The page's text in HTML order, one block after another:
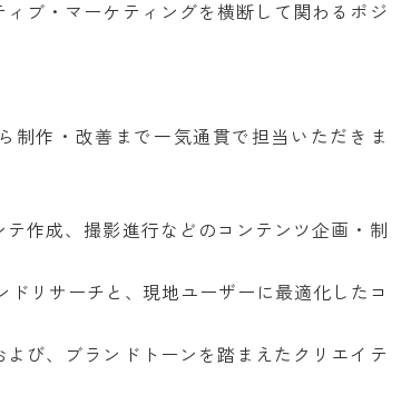
ブ・マーケティングを横断して関わるポジ
制作・改善まで一気通貫で担当いただきま
テ作成、撮影進行などのコンテンツ企画・制
ドリサーチと、現地ユーザーに最適化したコ
よび、ブランドトーンを踏まえたクリエイテ